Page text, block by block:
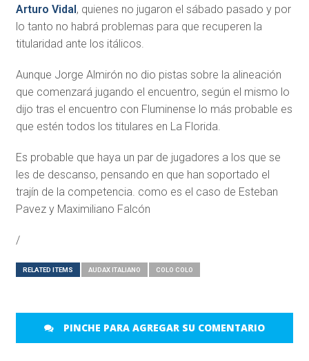
Arturo Vidal, quienes no jugaron el sábado pasado y por
lo tanto no habrá problemas para que recuperen la
titularidad ante los itálicos.
Aunque Jorge Almirón no dio pistas sobre la alineación
que comenzará jugando el encuentro, según el mismo lo
dijo tras el encuentro con Fluminense lo más probable es
que estén todos los titulares en La Florida.
Es probable que haya un par de jugadores a los que se
les de descanso, pensando en que han soportado el
trajín de la competencia. como es el caso de Esteban
Pavez y Maximiliano Falcón
/
RELATED ITEMS AUDAX ITALIANO COLO COLO
PINCHE PARA AGREGAR SU COMENTARIO